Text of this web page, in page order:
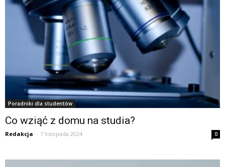
Poradniki dla studentów
Co wziąć z domu na studia?
Redakcja - 7 listopada 2024 0